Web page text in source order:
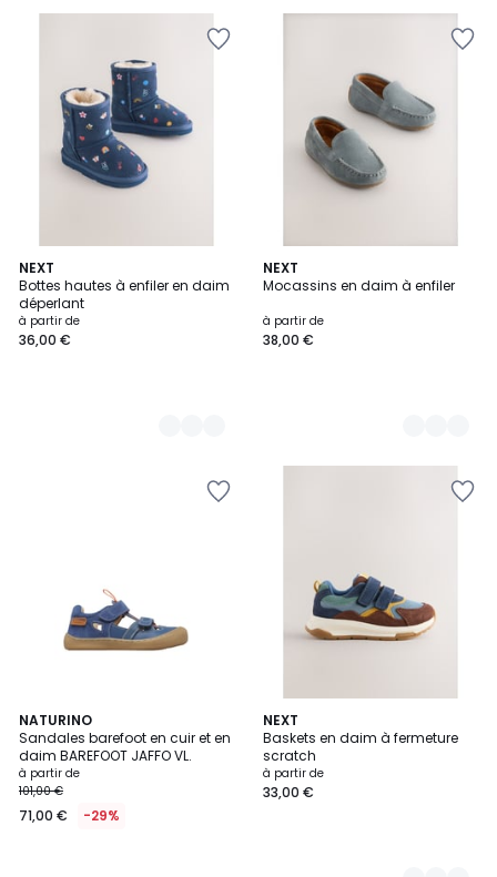
NEXT
Bottes hautes à enfiler en daim
déperlant
à partir de
36,00 €
2
Couleurs
NEXT
Mocassins en daim à enfiler
à partir de
38,00 €
4
Couleurs
NATURINO
Sandales barefoot en cuir et en
daim BAREFOOT JAFFO VL.
à partir de
101,00 €
71,00 € -29%
NEXT
Baskets en daim à fermeture
scratch
à partir de
33,00 €
2
Couleurs